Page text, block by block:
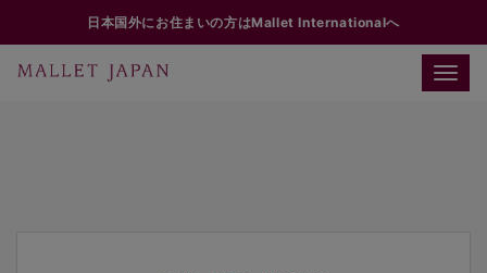
日本国外にお住まいの方はMallet Internationalへ
Toggle